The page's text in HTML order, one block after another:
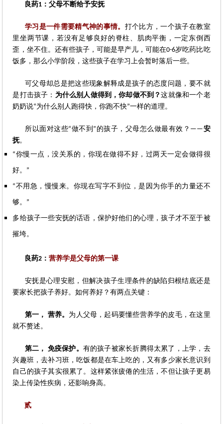
良药1 ：父母不断给予安抚
学习是一件需要精气神的事情。 打个比方，一个孩子在教室
里坐两节课，若没有足够良好的脊柱、肌肉平衡，一定东倒西
歪，坐不住。还有些孩子，可能是早产儿，可能在0-6岁吃药比吃
饭多，那么小学阶段，这些孩子在学习上会暂时落后一些。
可父母却总是把这些现象解释成是孩子的态度问题，要不就
是打击孩子： 为什么别人做得到，你却做不到？这就像和一个老
奶奶说“为什么别人跑得快，你跑不快”一样的道理。
所以面对这些“做不到 ” 的孩子，父母怎么做最有效？ ——安
抚。
“你慢一点，没关系的，你现在做得不好，过两天一定会做得很
好。 ”
“不用急，慢慢来。你现在写字不到位，是因为你手的力量还不
够。 ”
多给孩子一些安抚的话语，保护好他们的心理，孩子才不至于被
摧垮。
良药2 ：营养学是父母的第一课
安抚是心理安慰，但解决孩子生理条件的缺陷归根结底还是
要家长把孩子养好。如何养好？有两点关键：
第一， 营养。 为人父母，起码要懂些营养学的皮毛，在这里
就不赘述。
第二， 免疫保护。 有的孩子被家长折腾得太累了，上学，去
兴趣班，去补习班，吃饭都是在车上吃的，又有多少家长意识到
自己的孩子其实很累了。这样紧张疲倦的生活，不但让孩子更易
染上传染性疾病，还影响身高。
贰